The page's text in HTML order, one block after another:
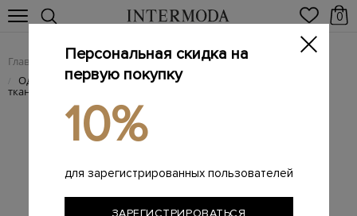
0
Главная Женщинам / Женская одежда / Женские брюки
/ Однотонные брюки в классическом стиле из фактурной
ткани кади
Персональная скидка на
первую покупку
10%
для зарегистрированных пользователей
ЗАРЕГИСТРИРОВАТЬСЯ